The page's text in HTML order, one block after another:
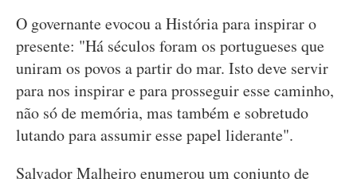
O governante evocou a História para inspirar o
presente: "Há séculos foram os portugueses que
uniram os povos a partir do mar. Isto deve servir
para nos inspirar e para prosseguir esse caminho,
não só de memória, mas também e sobretudo
lutando para assumir esse papel liderante".
Salvador Malheiro enumerou um conjunto de